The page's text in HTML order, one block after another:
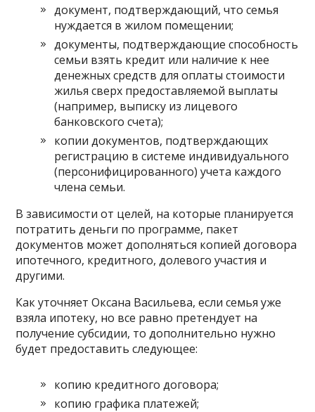
документ, подтверждающий, что семья
нуждается в жилом помещении;
документы, подтверждающие способность
семьи взять кредит или наличие к нее
денежных средств для оплаты стоимости
жилья сверх предоставляемой выплаты
(например, выписку из лицевого
банковского счета);
копии документов, подтверждающих
регистрацию в системе индивидуального
(персонифицированного) учета каждого
члена семьи.
В зависимости от целей, на которые планируется
потратить деньги по программе, пакет
документов может дополняться копией договора
ипотечного, кредитного, долевого участия и
другими.
Как уточняет Оксана Васильева, если семья уже
взяла ипотеку, но все равно претендует на
получение субсидии, то дополнительно нужно
будет предоставить следующее:
копию кредитного договора;
копию графика платежей;